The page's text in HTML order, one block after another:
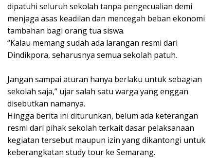
dipatuhi seluruh sekolah tanpa pengecualian demi
menjaga asas keadilan dan mencegah beban ekonomi
tambahan bagi orang tua siswa.
“Kalau memang sudah ada larangan resmi dari
Dindikpora, seharusnya semua sekolah patuh.
Jangan sampai aturan hanya berlaku untuk sebagian
sekolah saja,” ujar salah satu warga yang enggan
disebutkan namanya.
Hingga berita ini diturunkan, belum ada keterangan
resmi dari pihak sekolah terkait dasar pelaksanaan
kegiatan tersebut maupun izin yang dikantongi untuk
keberangkatan study tour ke Semarang.